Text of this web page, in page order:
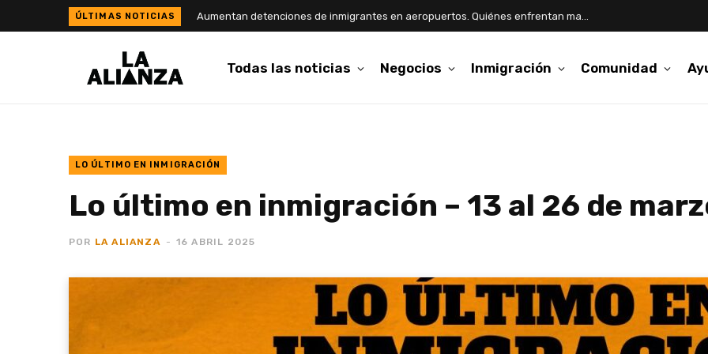
Todas las noticias Negocios Inmigración Comunidad
LO ÚLTIMO EN INMIGRACIÓN
Lo último en inmigración – 13 al 26 de
POR LA ALIANZA 16 ABRIL 2025